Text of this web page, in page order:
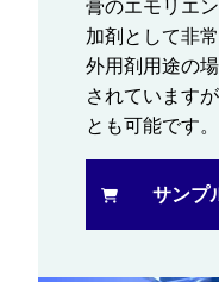
膏のエモリエ
加剤として非
外用剤用途の
されています
とも可能です。
サンプ